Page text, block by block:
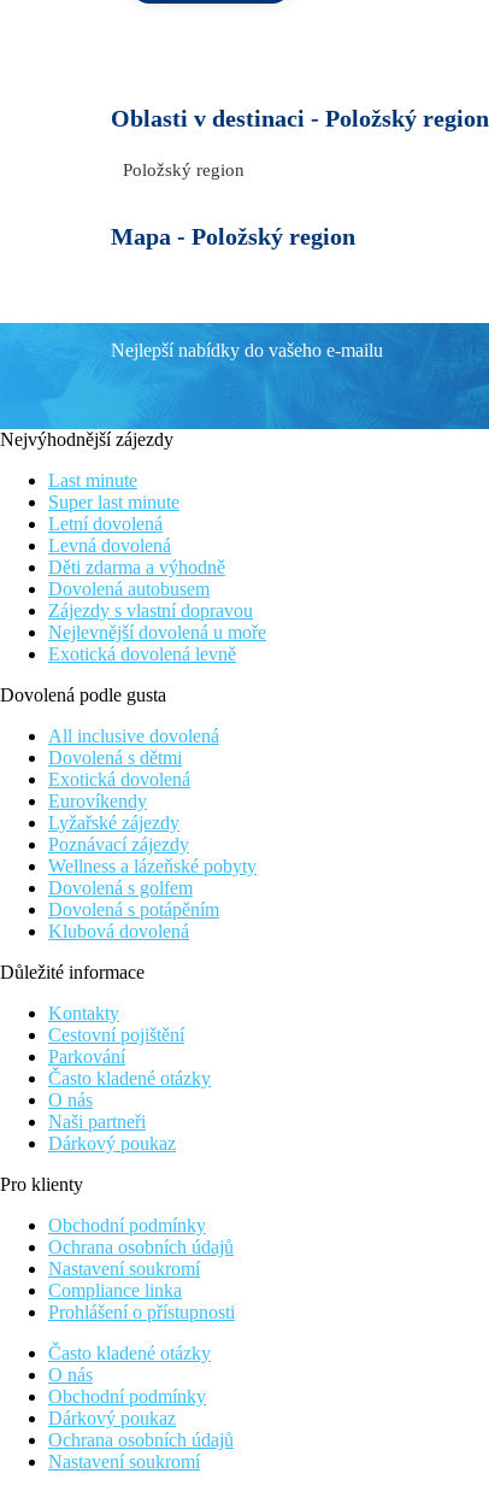
Oblasti v destinaci - Položský region
Položský region
Mapa - Položský region
Nejlepší nabídky do vašeho e-mailu
Nejvýhodnější zájezdy
Last minute
Super last minute
Letní dovolená
Levná dovolená
Děti zdarma a výhodně
Dovolená autobusem
Zájezdy s vlastní dopravou
Nejlevnější dovolená u moře
Exotická dovolená levně
Dovolená podle gusta
All inclusive dovolená
Dovolená s dětmi
Exotická dovolená
Eurovíkendy
Lyžařské zájezdy
Poznávací zájezdy
Wellness a lázeňské pobyty
Dovolená s golfem
Dovolená s potápěním
Klubová dovolená
Důležité informace
Kontakty
Cestovní pojištění
Parkování
Často kladené otázky
O nás
Naši partneři
Dárkový poukaz
Pro klienty
Obchodní podmínky
Ochrana osobních údajů
Nastavení soukromí
Compliance linka
Prohlášení o přístupnosti
Často kladené otázky
O nás
Obchodní podmínky
Dárkový poukaz
Ochrana osobních údajů
Nastavení soukromí